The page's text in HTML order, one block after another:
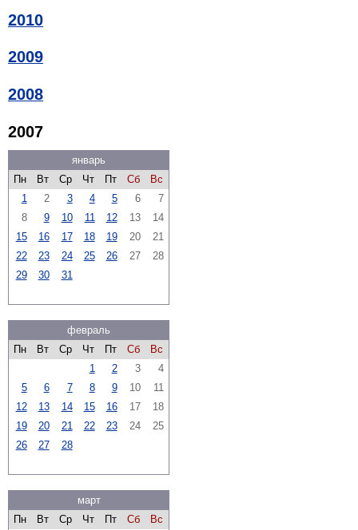
2010
2009
2008
2007
январь
Пн
Вт Ср Чт Пт Сб
Вс
1
2 3 4 5 6
7
8
9 10 11 12 13
14
15
16 17 18 19 20
21
22
23 24 25 26 27
28
29
30 31
февраль
Пн
Вт Ср Чт Пт Сб
Вс
1
2 3
4
5
6 7 8 9 10
11
12
13 14 15 16 17
18
19
20 21 22 23 24
25
26
27 28
март
Пн
Вт Ср Чт Пт Сб
Вс